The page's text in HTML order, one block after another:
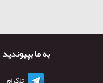
به ما بپیوندید